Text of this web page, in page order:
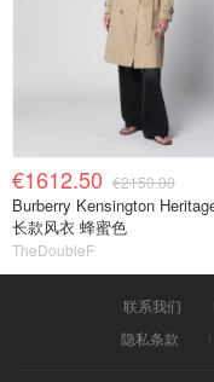
€1612.50 €2150.00
Burberry Kensington
长款风衣 蜂蜜色
TheDoubleF
联系我们
隐私条款